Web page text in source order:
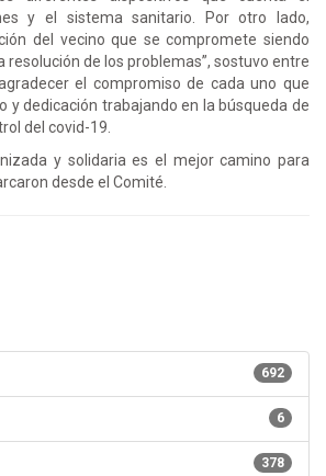
y el sistema sanitario. Por otro lado,
del vecino que se compromete siendo
de los problemas”, sostuvo entre
el compromiso de cada uno que
y dedicación trabajando en la búsqueda de
del covid-19.
y solidaria es el mejor camino para
desde el Comité.
692
6
378